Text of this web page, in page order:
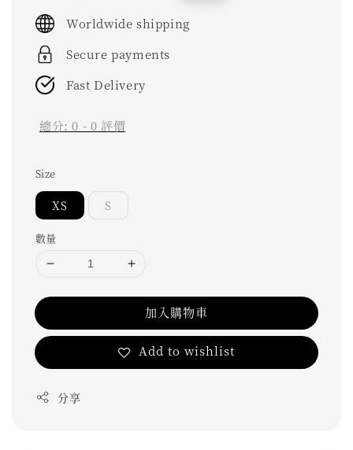
Worldwide shipping
Secure payments
Fast Delivery
總分:0 - 0 評價
Size
XS S
數量
加入購物車
Add to wishlist
分享